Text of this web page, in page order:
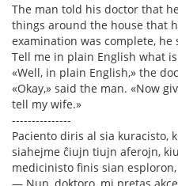
The man told his doctor that
things around the house that
examination was complete, he
Tell me in plain English what
«Well, in plain English,» the
«Okay,» said the man. «Now
tell my wife.»
---------------
Paciento diris al sia kuracisto,
siahejme ĉiujn tiujn aferojn,
medicinisto finis sian
— Nun, doktoro, mi pretas